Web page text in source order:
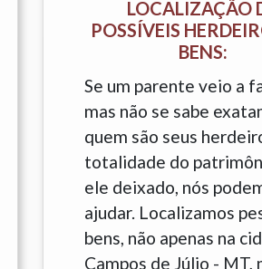
LOCALIZAÇÃO
POSSÍVEIS
BENS:
Se um parente veio a
mas não se sabe
quem são seus
totalidade do
ele deixado, nós
ajudar. Localizamos
bens, não apenas na
Campos de Júlio - MT,